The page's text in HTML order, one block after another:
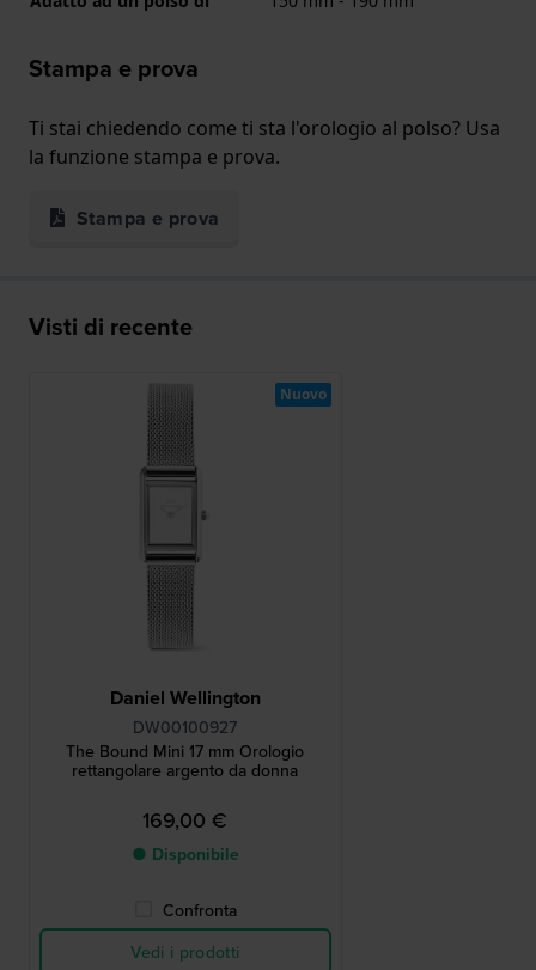
Stampa e prova
Ti stai chiedendo come ti sta l'orologio al polso? Usa
la funzione stampa e prova.
Stampa e prova
Visti di recente
Daniel Wellington
DW00100927
The Bound Mini 17 mm Orologio
rettangolare argento da donna
169,00 €
● Disponibile
Confronta
Vedi i prodotti
Nuovo